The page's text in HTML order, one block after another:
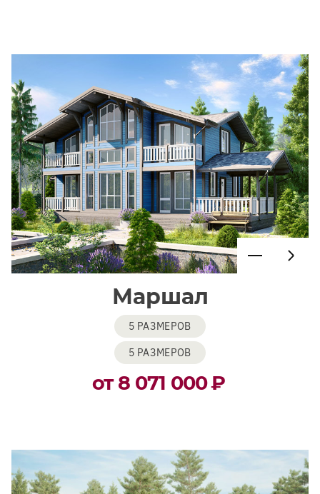
Маршал
5 РАЗМЕРОВ
5 РАЗМЕРОВ
от 8 071 000₽